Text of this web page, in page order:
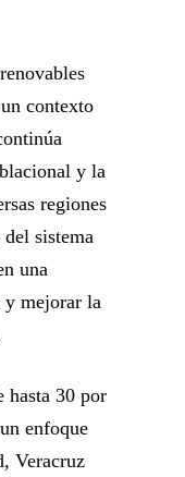
contexto
y la
regiones
sistema
una
y mejorar la
hasta 30 por
enfoque
Veracruz